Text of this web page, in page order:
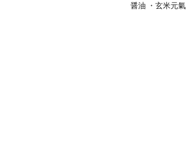
醤油 ・玄米元